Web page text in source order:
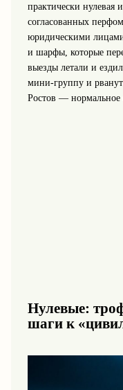
практически нулевая
согласованных
юридическими
и шарфы, которые
выезды летали и
мини‑группу и
Ростов — нормальное
Нулевые:
шаги к